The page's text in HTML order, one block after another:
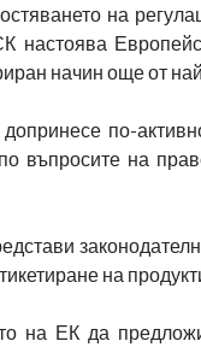
на
настоява
начин още от
по-
въпросите на
на
на ЕК да